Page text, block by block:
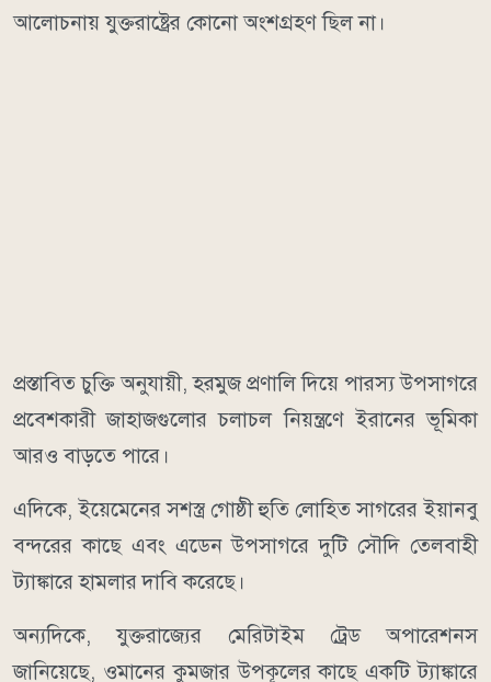
আলোচনায় যুক্তরাষ্ট্রের কোনো অংশগ্রহণ ছিল না।
প্রস্তাবিত চুক্তি অনুযায়ী, হরমুজ প্রণালি দিয়ে পারস্য উপসাগরে
প্রবেশকারী জাহাজগুলোর চলাচল নিয়ন্ত্রণে ইরানের ভূমিকা
আরও বাড়তে পারে।
এদিকে, ইয়েমেনের সশস্ত্র গোষ্ঠী হুতি লোহিত সাগরের ইয়ানবু
বন্দরের কাছে এবং এডেন উপসাগরে দুটি সৌদি তেলবাহী
ট্যাঙ্কারে হামলার দাবি করেছে।
অন্যদিকে, যুক্তরাজ্যের মেরিটাইম ট্রেড অপারেশনস
জানিয়েছে, ওমানের কুমজার উপকূলের কাছে একটি ট্যাঙ্কারে